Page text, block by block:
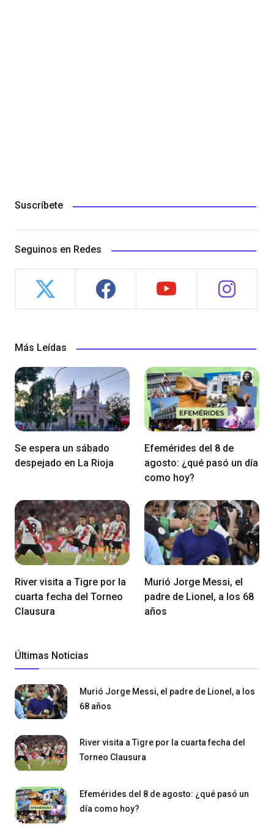
Suscríbete
Seguinos en Redes
Más Leídas
Se espera un sábado
despejado en La Rioja
Efemérides del 8 de
agosto: ¿qué pasó un día
como hoy?
River visita a Tigre por la
cuarta fecha del Torneo
Clausura
Murió Jorge Messi, el
padre de Lionel, a los 68
años
Últimas Noticias
Murió Jorge Messi, el padre de Lionel, a los
68 años
River visita a Tigre por la cuarta fecha del
Torneo Clausura
Efemérides del 8 de agosto: ¿qué pasó un
día como hoy?